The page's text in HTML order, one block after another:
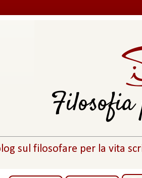
sul filosofare per la vita